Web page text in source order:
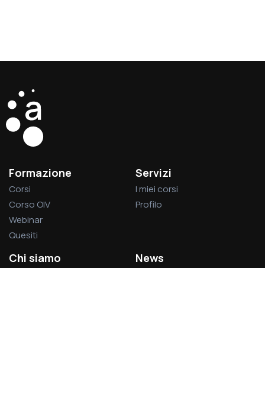
Formazione
Corsi
Corso OIV
Webinar
Quesiti
Servizi
I miei corsi
Profilo
Chi siamo News